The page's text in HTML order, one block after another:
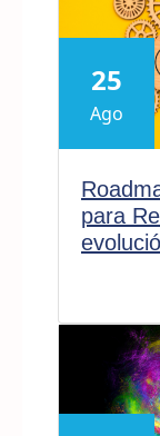
25
Ago
para